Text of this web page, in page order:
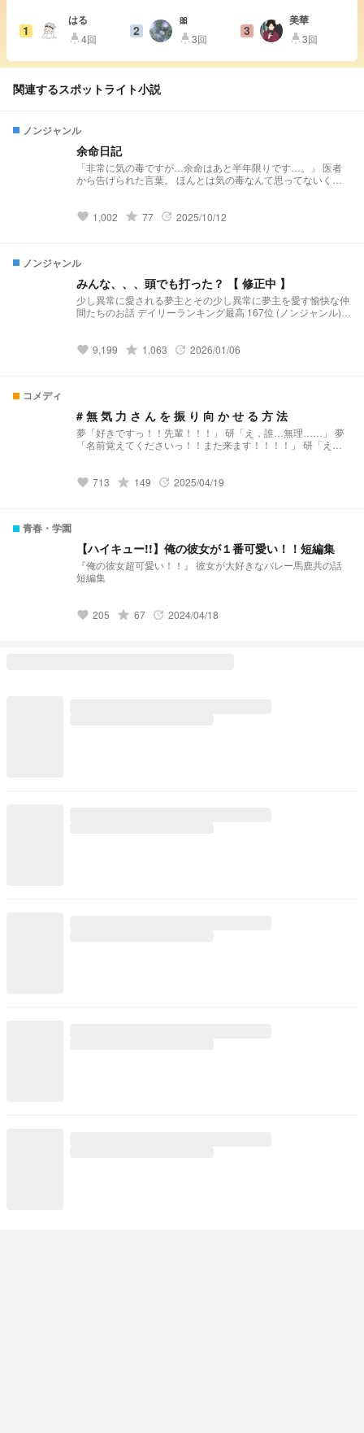
1
はる
highlight4回 2
🎀
highlight3回 3
美華
highlight3回
関連するスポットライト小説
ノンジャンル
余命日記
「非常に気の毒ですが…余命はあと半年限りです…。」 医者
から告げられた言葉。 ほんとは気の毒なんて思ってないくせ
favorite 1,002 grade 77 update 2025/10/12
ノンジャンル
みんな、、、頭でも打った？ 【 修正中 】
少し異常に愛される夢主とその少し異常に夢主を愛す愉快な仲
間たちのお話 デイリーランキング最高 167位 (ノンジャンル) ↓
位 (ノンジャンル)
favorite 9,199 grade 1,063 update 2026/01/06
コメディ
# 無 気 力 さ ん を 振 り 向 か せ る 方 法
夢「好きですっ！！先輩！！！」 研「え，誰…無理……」 夢
「名前覚えてくださいっ！！また来ます！！！！」 研「え、
ださ〜い泣」 夢「先輩！好きな食べ物はなんです
るよ」 夢「えっ，マジですか」 「でも，やっぱ…………
♡」
favorite 713 grade 149 update 2025/04/19
青春・学園
【ハイキュー!!】俺の彼女が１番可愛い！！短編集
『俺の彼女超可愛い！！』 彼女が大好きなバレー馬鹿共の話
短編集
favorite 205 grade 67 update 2024/04/18